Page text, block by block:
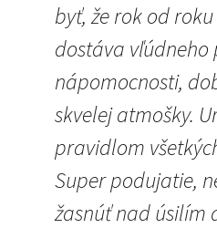
byť, že rok od
dostáva vľúdneho
nápomocnosti,
skvelej atmošky.
pravidlom
Super podujatie,
žasnúť nad úsilím